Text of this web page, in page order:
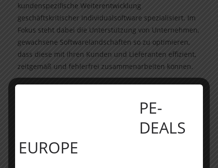
kundenspezifische Weiterentwicklung
geschäftskritischer Individualsoftware spezialisiert. Im
Fokus steht dabei die Unterstützung von Unternehmen,
gewachsene Softwarelandschaften so zu optimieren,
dass diese mit ihren Kunden und Lieferanten effizient,
zeitgemäß und fehlerfrei zusammenarbeiten können.
Winfried M. Carli und Associate Daniel Wagner (beide
PE-
DEALS
EUROPE